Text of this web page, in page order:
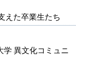
えた卒業生たち
学 異文化コミュニ